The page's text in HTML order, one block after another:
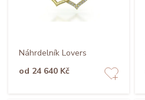
Náhrdelník Lovers
od 24 640 Kč